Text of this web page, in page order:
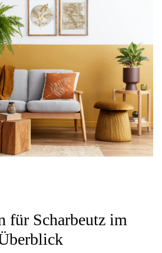
für Scharbeutz im